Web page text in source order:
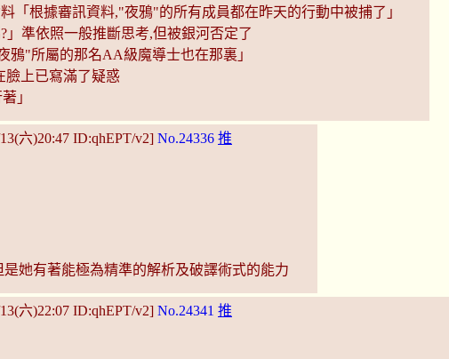
「根據審訊資料,"夜鴉"的所有成員都在昨天的行動中被捕了」
」準依照一般推斷思考,但被銀河否定了
鴉"所屬的那名AA級魔導士也在那裏」
臉上已寫滿了疑惑
」
六)20:47 ID:qhEPT/v2] No.24336 推
她有著能極為精準的解析及破譯術式的能力
六)22:07 ID:qhEPT/v2] No.24341 推